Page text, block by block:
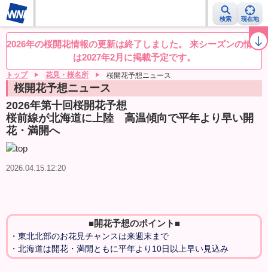
検索 現在地
桜レーダー 名所ランキング 桜開花予想NEWS お花見動画 目的別
2026年の桜開花情報の更新は終了しました。 来シーズンの情報
は2027年2月に掲載予定です。
トップ 花見・桜名所 桜開花予想ニュース
桜開花予想ニュース
2026年第十回桜開花予想
桜前線が北海道に上陸 高温傾向で平年より早い開
花・満開へ
2026.04.15.12:20
■開花予想のポイント■
・東北北部のお花見チャンスは来週末まで
・北海道は開花・満開ともに平年より10日以上早い見込み